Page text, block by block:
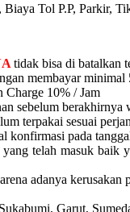
Tol P.P, Parkir,
tidak bisa di batalkan
membayar
Charge 10% / Jam
sebelum
terpakai sesuai
konfirmasi pada
telah masuk baik
adanya
Garut,